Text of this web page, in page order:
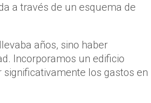
a través de un esquema de
años, sino haber
Incorporamos un edificio
los gastos en